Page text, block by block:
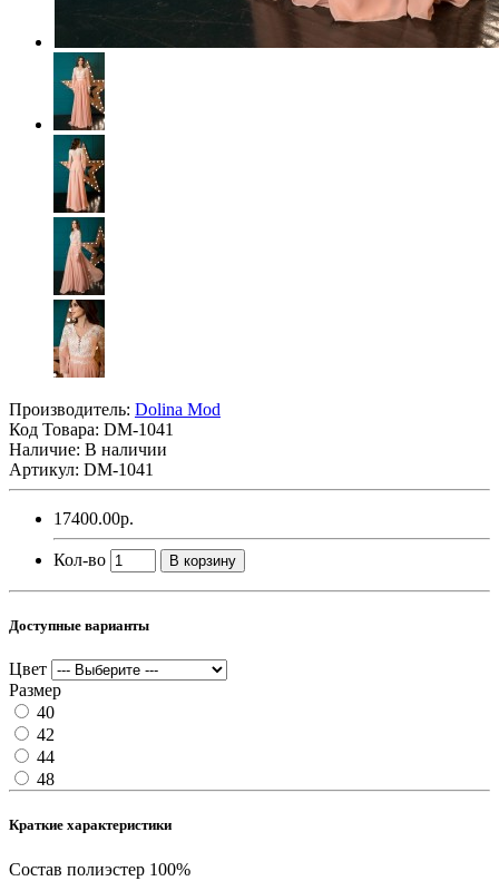
Производитель: Dolina Mod
Код Товара: DM-1041
Наличие: В наличии
Артикул: DM-1041
17400.00р.
Кол-во В корзину
Доступные варианты
Цвет
Размер
40
42
44
48
Краткие характеристики
Состав полиэстер 100%